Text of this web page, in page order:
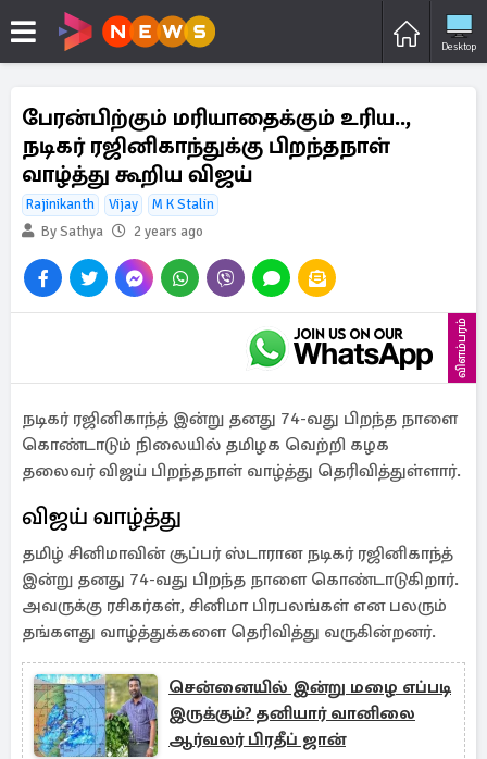
Desktop
பேரன்பிற்கும் மரியாதைக்கும் உரிய..,
நடிகர் ரஜினிகாந்துக்கு பிறந்தநாள்
வாழ்த்து கூறிய விஜய்
Rajinikanth Vijay
M K Stalin
By Sathya
2 years ago
விளம்பரம்
நடிகர் ரஜினிகாந்த் இன்று தனது 74-வது பிறந்த நாளை
கொண்டாடும் நிலையில் தமிழக வெற்றி கழக
தலைவர் விஜய் பிறந்தநாள் வாழ்த்து தெரிவித்துள்ளார்.
விஜய் வாழ்த்து
தமிழ் சினிமாவின் சூப்பர் ஸ்டாரான நடிகர் ரஜினிகாந்த்
இன்று தனது 74-வது பிறந்த நாளை கொண்டாடுகிறார்.
அவருக்கு ரசிகர்கள், சினிமா பிரபலங்கள் என பலரும்
தங்களது வாழ்த்துக்களை தெரிவித்து வருகின்றனர்.
சென்னையில் இன்று மழை எப்படி
இருக்கும்? தனியார் வானிலை
ஆர்வலர் பிரதீப் ஜான்